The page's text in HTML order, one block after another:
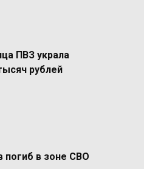
ПВЗ украла
рублей
погиб в зоне СВО